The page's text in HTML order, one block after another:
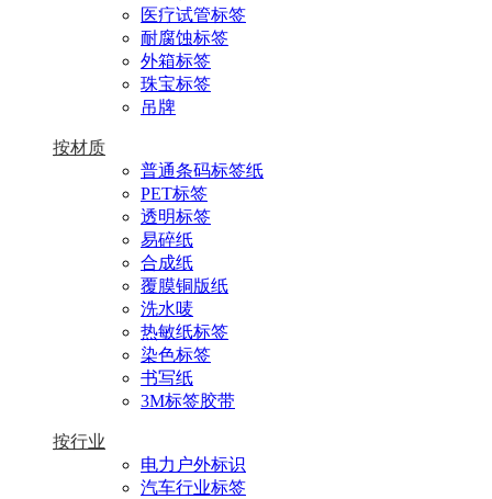
医疗试管标签
耐腐蚀标签
外箱标签
珠宝标签
吊牌
按材质
普通条码标签纸
PET标签
透明标签
易碎纸
合成纸
覆膜铜版纸
洗水唛
热敏纸标签
染色标签
书写纸
3M标签胶带
按行业
电力户外标识
汽车行业标签